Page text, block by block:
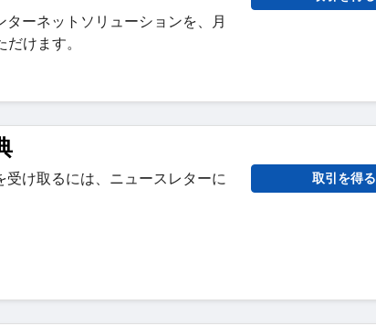
ーネットソリューションを、月
けます。
け取るには、ニュースレターに
取引を得る